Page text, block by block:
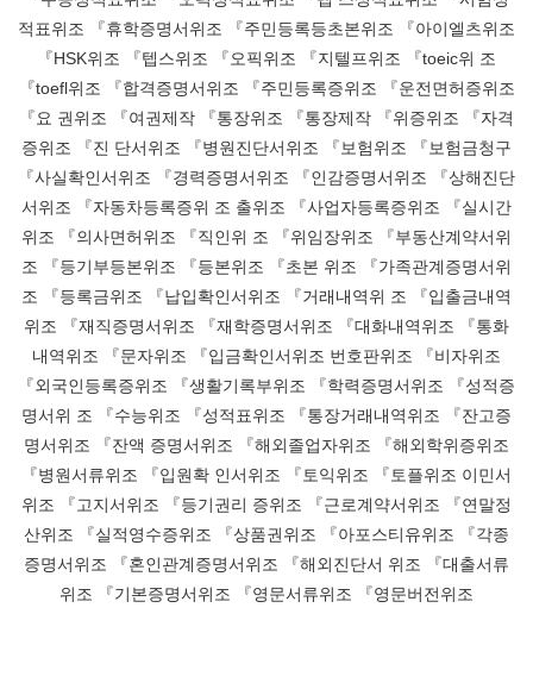
적표위조 『휴학증명서위조 『주민등록등초본위조 『아이엘츠위조
『HSK위조 『텝스위조 『오픽위조 『지텔프위조 『toeic위 조
『toefl위조 『합격증명서위조 『주민등록증위조 『운전면허증위조
『요 권위조 『여권제작 『통장위조 『통장제작 『위증위조 『자격
증위조 『진 단서위조 『병원진단서위조 『보험위조 『보험금청구
『사실확인서위조 『경력증명서위조 『인감증명서위조 『상해진단
서위조 『자동차등록증위 조 출위조 『사업자등록증위조 『실시간
위조 『의사면허위조 『직인위 조 『위임장위조 『부동산계약서위
조 『등기부등본위조 『등본위조 『초본 위조 『가족관계증명서위
조 『등록금위조 『납입확인서위조 『거래내역위 조 『입출금내역
위조 『재직증명서위조 『재학증명서위조 『대화내역위조 『통화
내역위조 『문자위조 『입금확인서위조 번호판위조 『비자위조
『외국인등록증위조 『생활기록부위조 『학력증명서위조 『성적증
명서위 조 『수능위조 『성적표위조 『통장거래내역위조 『잔고증
명서위조 『잔액 증명서위조 『해외졸업자위조 『해외학위증위조
『병원서류위조 『입원확 인서위조 『토익위조 『토플위조 이민서
위조 『고지서위조 『등기권리 증위조 『근로계약서위조 『연말정
산위조 『실적영수증위조 『상품권위조 『아포스티유위조 『각종
증명서위조 『혼인관계증명서위조 『해외진단서 위조 『대출서류
위조 『기본증명서위조 『영문서류위조 『영문버전위조